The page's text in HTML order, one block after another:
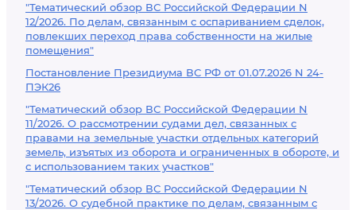
"Тематический обзор ВС Российской Федерации N
12/2026. По делам, связанным с оспариванием сделок,
повлекших переход права собственности на жилые
помещения"
Постановление Президиума ВС РФ от 01.07.2026 N 24-
ПЭК26
"Тематический обзор ВС Российской Федерации N
11/2026. О рассмотрении судами дел, связанных с
правами на земельные участки отдельных категорий
земель, изъятых из оборота и ограниченных в обороте, и
с использованием таких участков"
"Тематический обзор ВС Российской Федерации N
13/2026. О судебной практике по делам, связанным с